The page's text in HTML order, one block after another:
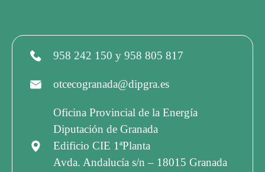
958 242 150 y 958 805 817
otcecogranada@dipgra.es
Oficina Provincial de la Energía
Diputación de Granada
Edificio CIE 1ªPlanta
Avda. Andalucía s/n – 18015 Granada